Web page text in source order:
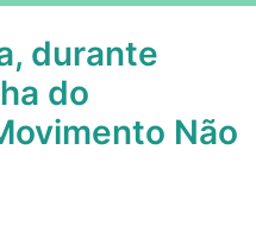
durante
do
Não